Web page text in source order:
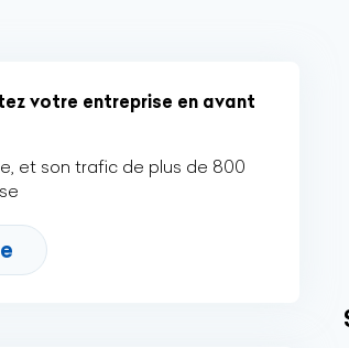
votre entreprise en avant
et son trafic de plus de 800